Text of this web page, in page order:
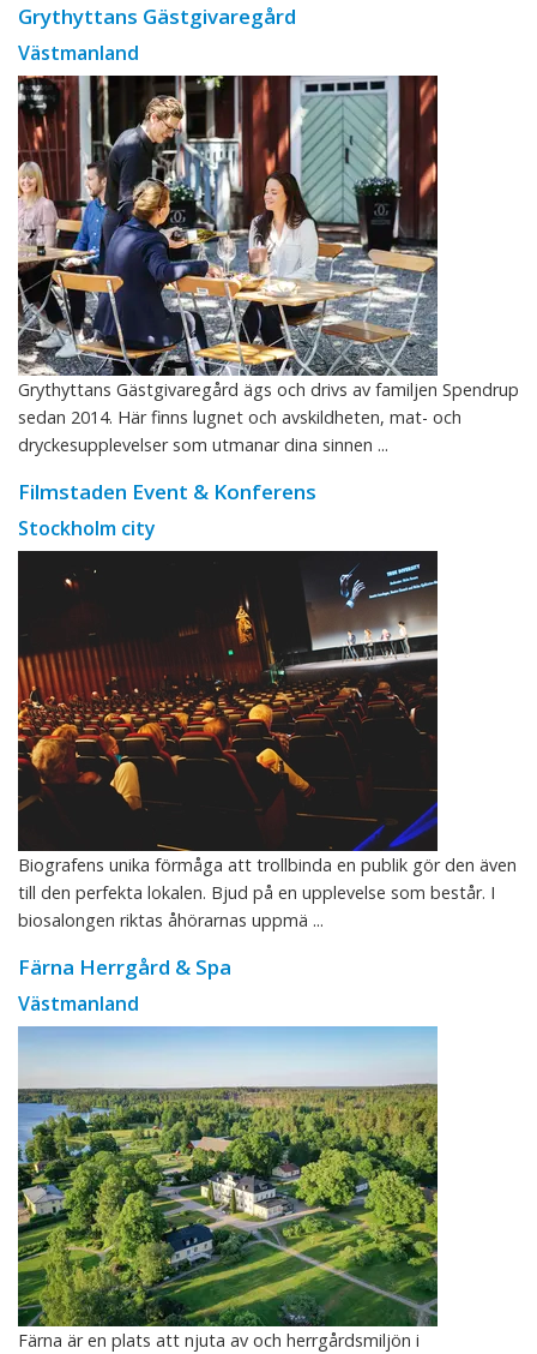
Grythyttans Gästgivaregård
Västmanland
Grythyttans Gästgivaregård ägs och drivs av familjen Spendrup
sedan 2014. Här finns lugnet och avskildheten, mat- och
dryckesupplevelser som utmanar dina sinnen ...
Filmstaden Event & Konferens
Stockholm city
Biografens unika förmåga att trollbinda en publik gör den även
till den perfekta lokalen. Bjud på en upplevelse som består. I
biosalongen riktas åhörarnas uppmä ...
Färna Herrgård & Spa
Västmanland
Färna är en plats att njuta av och herrgårdsmiljön i